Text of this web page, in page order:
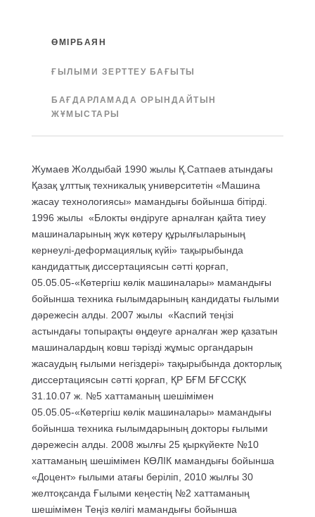
ӨМІРБАЯН
ҒЫЛЫМИ ЗЕРТТЕУ БАҒЫТЫ
БАҒДАРЛАМАДА ОРЫНДАЙТЫН
ЖҰМЫСТАРЫ
Жумаев Жолдыбай 1990 жылы Қ.Сатпаев атындағы
Қазақ ұлттық техникалық университетін «Машина
жасау технологиясы» мамандығы бойынша бітірді.
1996 жылы «Блокты өндіруге арналған қайта тиеу
машиналарының жүк көтеру құрылғыларының
кернеулі-деформациялық күйі» тақырыбында
кандидаттық диссертациясын сәтті қорғап,
05.05.05-«Көтергіш көлік машиналары» мамандығы
бойынша техника ғылымдарының кандидаты ғылыми
дәрежесін алды. 2007 жылы «Каспий теңізі
астындағы топырақты өңдеуге арналған жер қазатын
машиналардың ковш тәрізді жұмыс органдарын
жасаудың ғылыми негіздері» тақырыбында докторлық
диссертациясын сәтті қорғап, ҚР БҒМ БҒССҚК
31.10.07 ж. №5 хаттаманың шешімімен
05.05.05-«Көтергіш көлік машиналары» мамандығы
бойынша техника ғылымдарының докторы ғылыми
дәрежесін алды. 2008 жылғы 25 қыркүйекте №10
хаттаманың шешімімен КӨЛІК мамандығы бойынша
«Доцент» ғылыми атағы беріліп, 2010 жылғы 30
желтоқсанда Ғылыми кеңестің №2 хаттаманың
шешімімен Теңіз көлігі мамандығы бойынша